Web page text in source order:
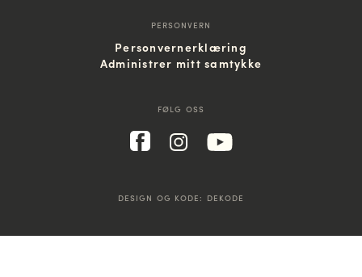
PERSONVERN
Personvernerklæring
Administrer mitt samtykke
FØLG OSS
DESIGN OG KODE: DEKODE